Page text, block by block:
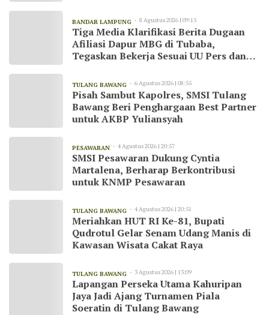
BANDAR LAMPUNG 8 Agustus 2026 | 09:15
Tiga Media Klarifikasi Berita Dugaan
Afiliasi Dapur MBG di Tubaba,
Tegaskan Bekerja Sesuai UU Pers dan
TULANG BAWANG 6 Agustus 2026 | 08:55
Pisah Sambut Kapolres, SMSI Tulang
Bawang Beri Penghargaan Best Partner
untuk AKBP Yuliansyah
PESAWARAN 4 Agustus 2026 | 20:57
SMSI Pesawaran Dukung Cyntia
Martalena, Berharap Berkontribusi
untuk KNMP Pesawaran
TULANG BAWANG 4 Agustus 2026 | 20:51
Meriahkan HUT RI Ke-81, Bupati
Qudrotul Gelar Senam Udang Manis di
Kawasan Wisata Cakat Raya
TULANG BAWANG 3 Agustus 2026 | 13:09
Lapangan Perseka Utama Kahuripan
Jaya Jadi Ajang Turnamen Piala
Soeratin di Tulang Bawang